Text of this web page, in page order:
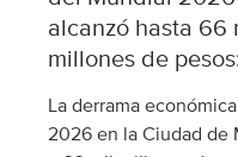
alcanzó hasta 66
millones de
La derrama
2026 en la Ciudad de